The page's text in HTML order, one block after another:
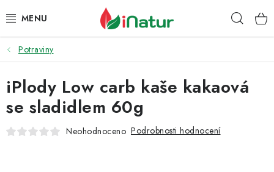
na
POTRAVINY
OŘECHY A SUŠENÉ PLODY
SNACKY
Potraviny
iPlody Low carb kaše kakaová
se sladidlem 60g
Neohodnoceno Podrobnosti hodnocení